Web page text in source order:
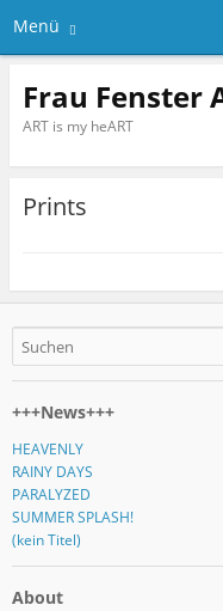
Menü
Frau Fenster
ART is my heART
Prints
+++News+++
HEAVENLY
RAINY DAYS
PARALYZED
SUMMER SPLASH!
(kein Titel)
About